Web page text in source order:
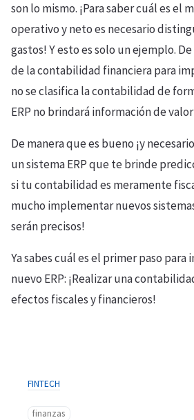
son lo mismo. ¡Para saber cuál es el
operativo y neto es necesario
gastos! Y esto es solo un ejemplo.
de la contabilidad financiera para
no se clasifica la contabilidad de
ERP no brindará información de
De manera que es bueno ¡y
un sistema ERP que te brinde
si tu contabilidad es meramente
mucho implementar nuevos
serán precisos!
Ya sabes cuál es el primer paso
nuevo ERP: ¡Realizar una
efectos fiscales y financieros!
FINTECH
finanzas